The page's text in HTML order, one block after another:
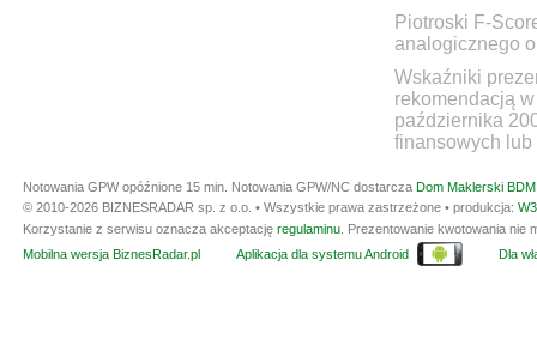
Piotroski F-
analogicznego
Wskaźniki
rekomendacją
października
finansowych lub
Notowania GPW opóźnione 15 min. Notowania GPW/NC dostarcza Dom Maklerski
© 2010-2026 BIZNESRADAR sp. z o.o. • Wszystkie prawa zastrzeżone • produkcja:
Korzystanie z serwisu oznacza akceptację regulaminu . Prezentowanie kwotowania
Mobilna wersja BiznesRadar.pl
Aplikacja dla systemu Android Dla